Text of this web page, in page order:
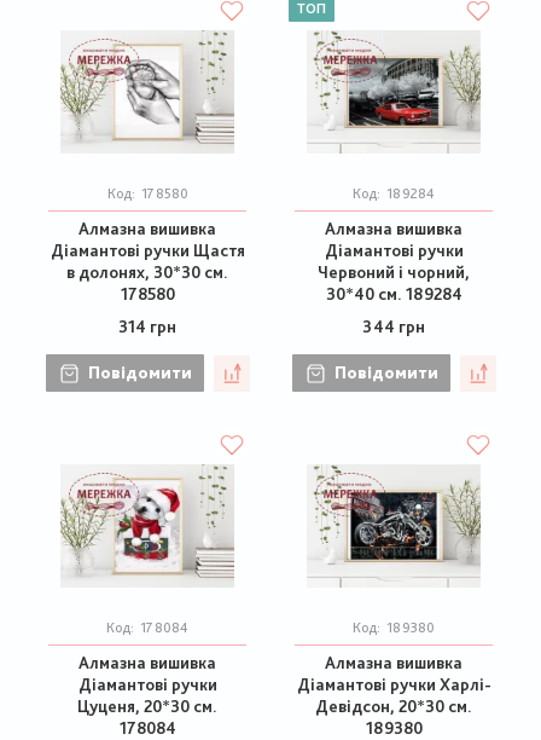
Код: 178580
Алмазна вишивка
Діамантові ручки Щастя
в долонях, 30*30 см.
178580
314 грн
Повідомити
ТОП
Код: 189284
Алмазна вишивка
Діамантові ручки
Червоний і чорний,
30*40 см. 189284
344 грн
Повідомити
Код: 178084
Алмазна вишивка
Діамантові ручки
Цуценя, 20*30 см.
178084
Код: 189380
Алмазна вишивка
Діамантові ручки Харлі-
Девідсон, 20*30 см.
189380